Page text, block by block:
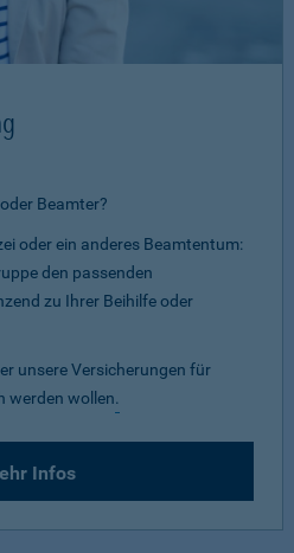
Beamter?
oder ein anderes Beamtentum:
den passenden
zu Ihrer Beihilfe oder
unsere Versicherungen für
werden wollen.
Infos